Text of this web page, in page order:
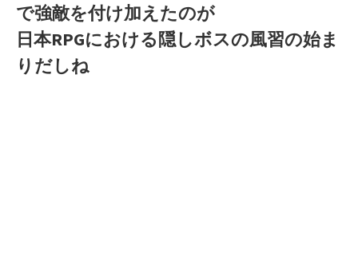
で強敵を付け加えたのが
日本RPGにおける隠しボスの風習の始ま
りだしね